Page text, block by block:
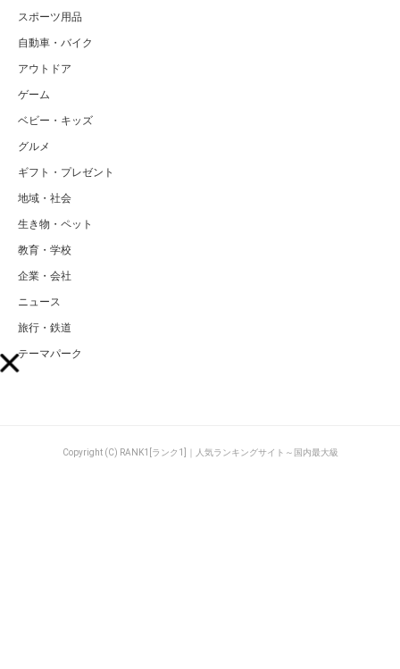
スポーツ用品
自動車・バイク
アウトドア
ゲーム
ベビー・キッズ
グルメ
ギフト・プレゼント
地域・社会
生き物・ペット
教育・学校
企業・会社
ニュース
旅行・鉄道
テーマパーク
Copyright (C) RANK1[ランク1]｜人気ランキングサイト～国内最大級